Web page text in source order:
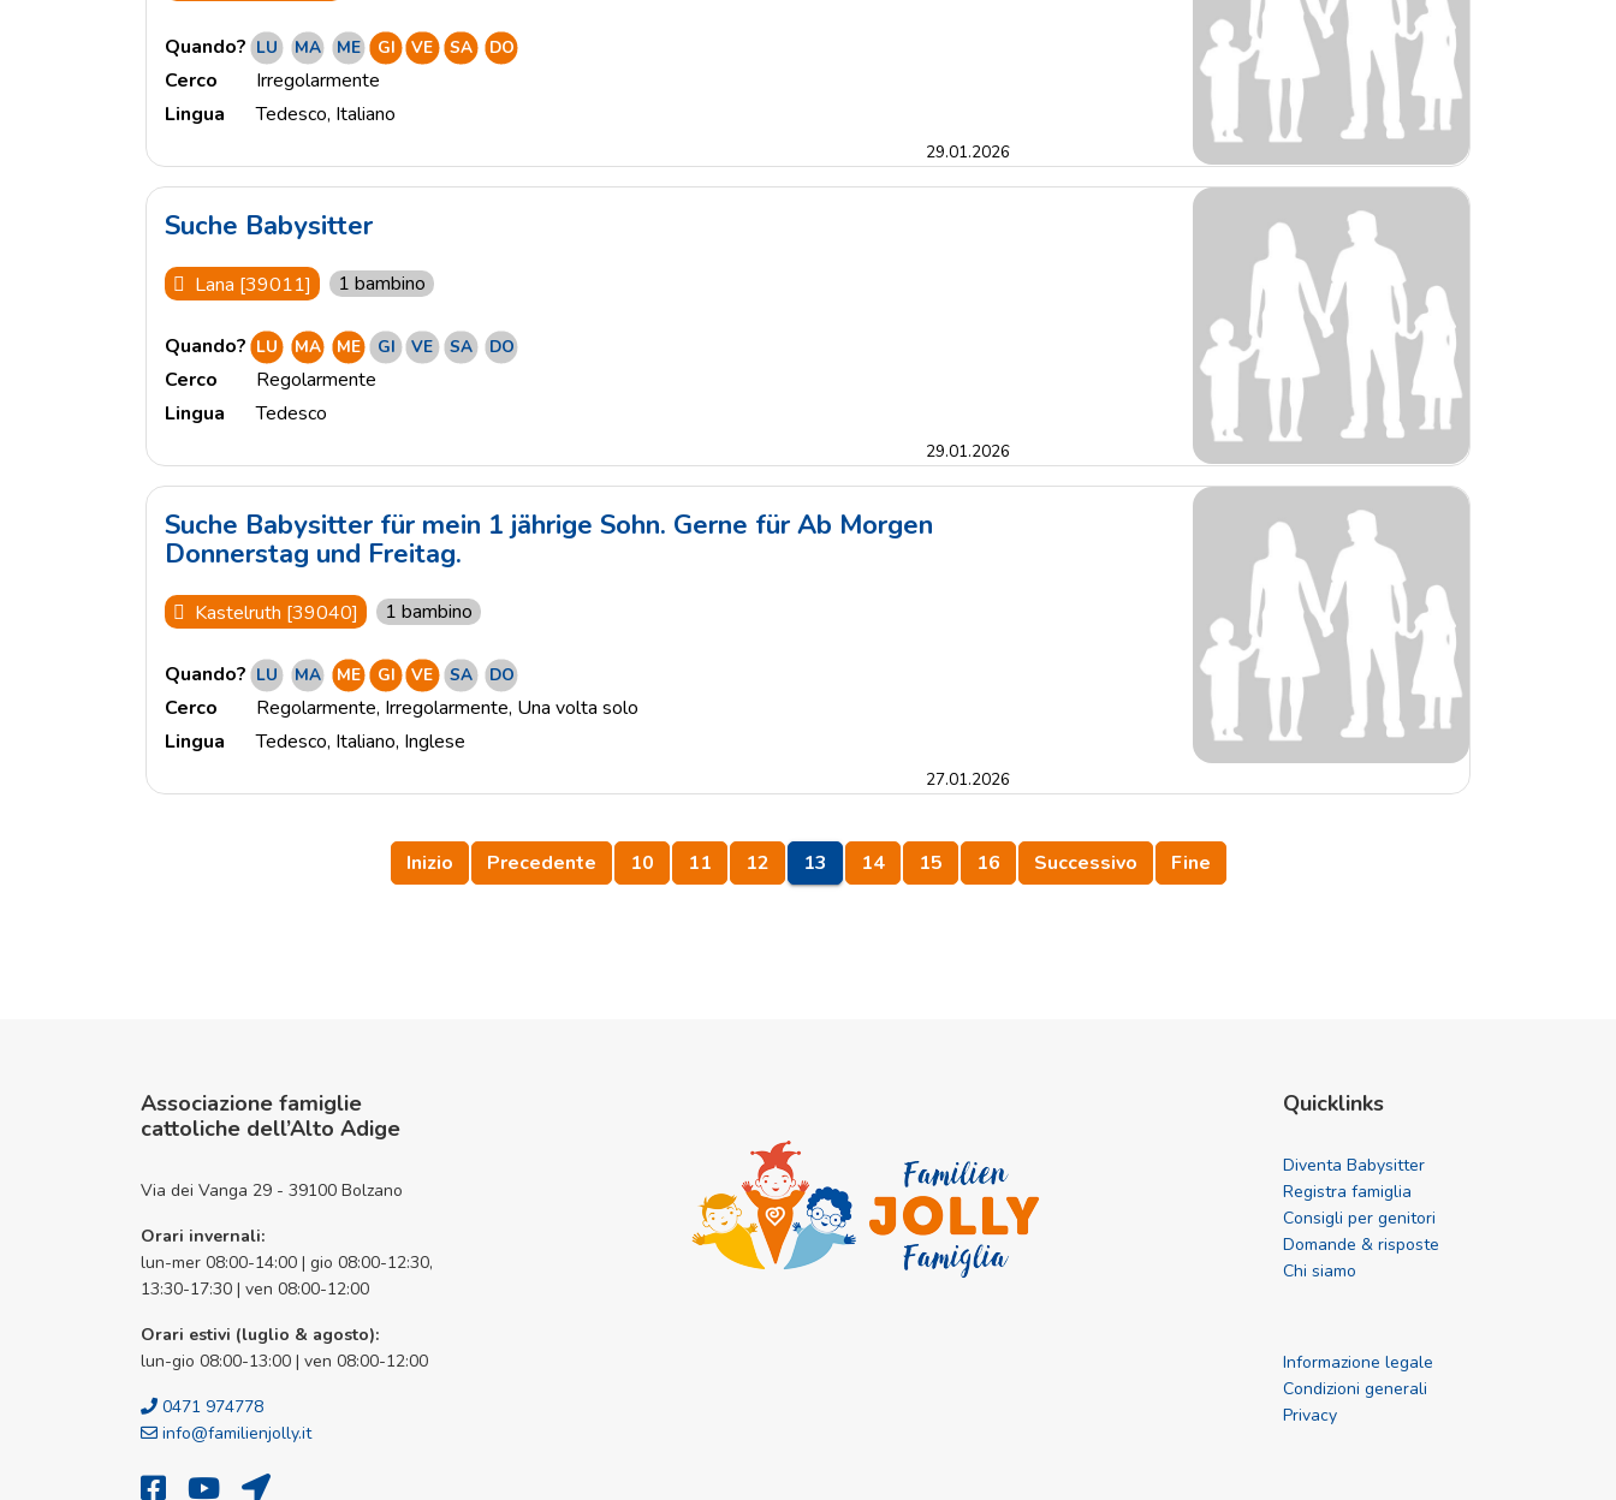
Quando? LU MA ME GI VE SA DO
Cerco
Irregolarmente
Lingua
Tedesco, Italiano
29.01.2026
Suche Babysitter
Lana [39011] 1 bambino
Quando? LU MA ME GI VE SA DO
Cerco
Regolarmente
Lingua
Tedesco
29.01.2026
Suche Babysitter für mein 1 jährige Sohn. Gerne für Ab Morgen
Donnerstag und Freitag.
Kastelruth [39040] 1 bambino
Quando? LU MA ME GI VE SA DO
Cerco Regolarmente, Irregolarmente, Una volta solo
Lingua
Tedesco, Italiano, Inglese
27.01.2026
Inizio Precedente 10 11 12 13 14 15 16 Successivo Fine
Associazione famiglie
cattoliche dell’Alto Adige
Via dei Vanga 29 - 39100 Bolzano
Orari invernali:
lun-mer 08:00-14:00 | gio 08:00-12:30,
13:30-17:30 | ven 08:00-12:00
Orari estivi (luglio & agosto):
lun-gio 08:00-13:00 | ven 08:00-12:00
0471 974778
info@familienjolly.it
Quicklinks
Diventa Babysitter
Registra famiglia
Consigli per genitori
Domande & risposte
Chi siamo
Informazione legale
Condizioni generali
Privacy